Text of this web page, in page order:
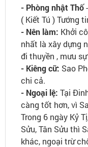
- Phòng nhật Thố
( Kiết Tú ) Tướng
- Nên làm: Khởi
nhất là xây dựng
đi thuyền , mưu
- Kiêng cữ: Sao
chi cả.
- Ngoại lệ: Tại
càng tốt hơn, vì
Trong 6 ngày Kỷ
Sửu, Tân Sửu thì
khác, ngoại trừ